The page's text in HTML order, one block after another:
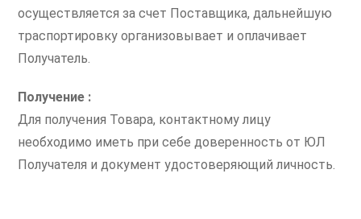
осуществляется за счет Поставщика, дальнейшую
траспортировку организовывает и оплачивает
Получатель.
Получение :
Для получения Товара, контактному лицу
необходимо иметь при себе доверенность от ЮЛ
Получателя и документ удостоверяющий личность.